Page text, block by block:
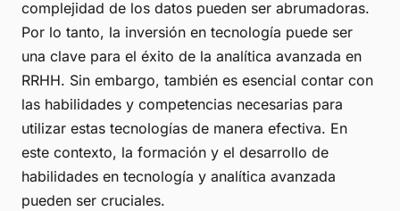
complejidad de los datos pueden ser abrumadoras.
Por lo tanto, la inversión en tecnología puede ser
una clave para el éxito de la analítica avanzada en
RRHH. Sin embargo, también es esencial contar con
las habilidades y competencias necesarias para
utilizar estas tecnologías de manera efectiva. En
este contexto, la formación y el desarrollo de
habilidades en tecnología y analítica avanzada
pueden ser cruciales.